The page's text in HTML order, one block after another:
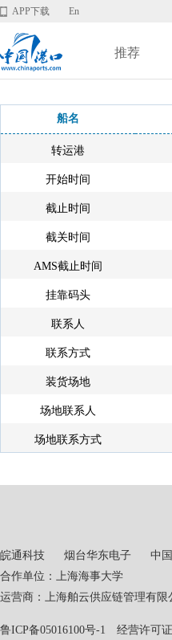
APP下载 En
推荐
船名
转运港
开始时间
截止时间
截关时间
AMS截止时间
挂靠码头
联系人
联系方式
装货场地
场地联系人
场地联系方式
皖通科技 烟台华东电子 中
合作单位：上海海事大学
运营商：上海舶云供应链管
鲁ICP备05016100号-1 经营许可证